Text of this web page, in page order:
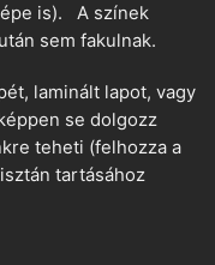
is). A színek
sem fakulnak.
laminált lapot, vagy
se dolgozz
teheti (felhozza a
tartásához